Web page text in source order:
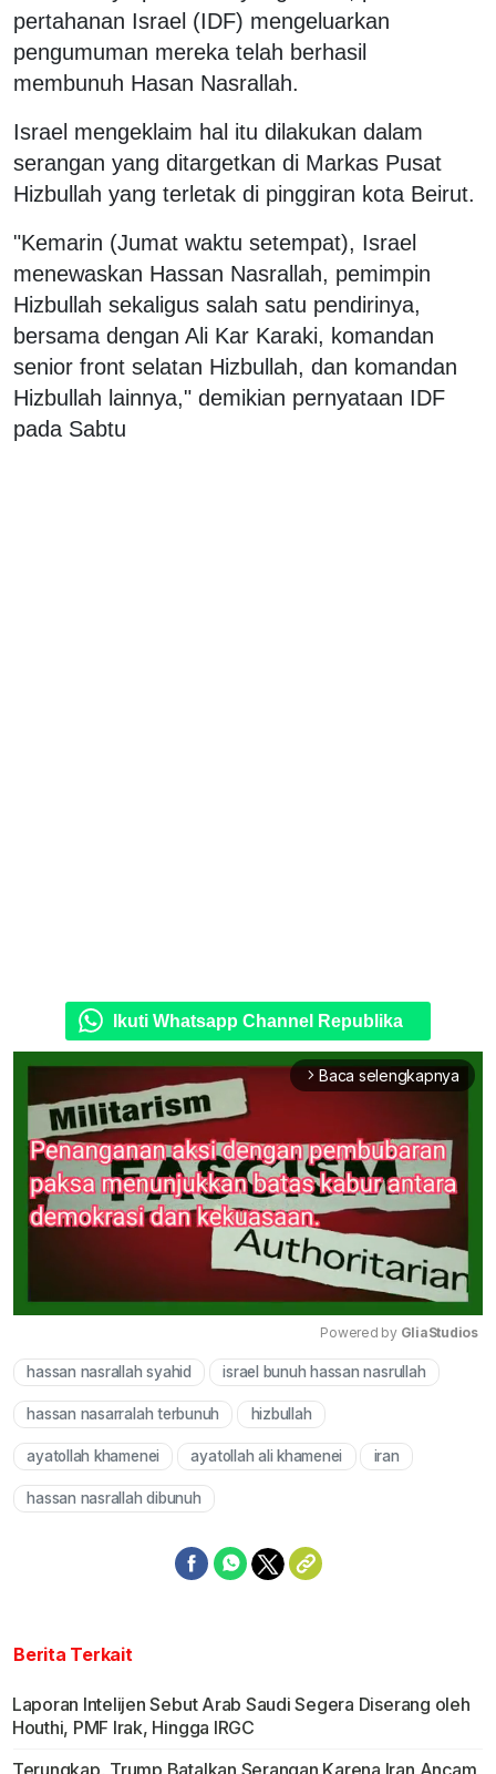
pertahanan Israel (IDF) mengeluarkan
pengumuman mereka telah berhasil
membunuh Hasan Nasrallah.
Israel mengeklaim hal itu dilakukan dalam
serangan yang ditargetkan di Markas Pusat
Hizbullah yang terletak di pinggiran kota Beirut.
"Kemarin (Jumat waktu setempat), Israel
menewaskan Hassan Nasrallah, pemimpin
Hizbullah sekaligus salah satu pendirinya,
bersama dengan Ali Kar Karaki, komandan
senior front selatan Hizbullah, dan komandan
Hizbullah lainnya," demikian pernyataan IDF
pada Sabtu
Ikuti Whatsapp Channel Republika
arrow_forward_ios Baca selengkapnya
Mute
Powered by GliaStudios
hassan nasrallah syahid israel bunuh hassan nasrullah
hassan nasarralah terbunuh hizbullah
ayatollah khamenei ayatollah ali khamenei iran
hassan nasrallah dibunuh
Berita Terkait
Laporan Intelijen Sebut Arab Saudi Segera Diserang oleh
Houthi, PMF Irak, Hingga IRGC